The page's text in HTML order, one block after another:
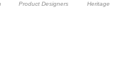
Product Designers Heritage